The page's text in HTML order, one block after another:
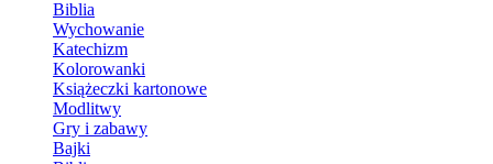
Biblia
Wychowanie
Katechizm
Kolorowanki
Książeczki kartonowe
Modlitwy
Gry i zabawy
Bajki